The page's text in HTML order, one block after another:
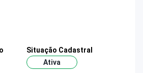
Situação Cadastral
Ativa